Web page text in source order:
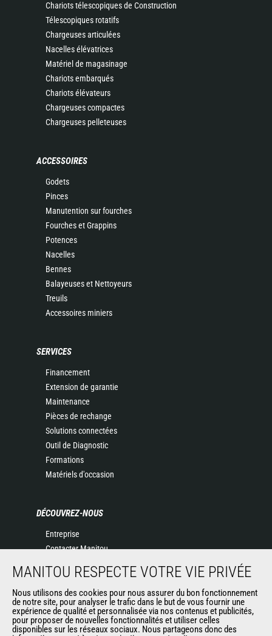
Chariots télescopiques de Construction
Télescopiques rotatifs
Chargeuses articulées
Nacelles élévatrices
Matériel de magasinage
Chariots embarqués
Chariots élévateurs
Chargeuses compactes
Chargeuses pelleteuses
ACCESSOIRES
Godets
Pinces
Manutention sur fourches
Fourches et Grappins
Potences
Nacelles
Bennes
Balayeuses et Nettoyeurs
Treuils
Accessoires miniers
SERVICES
Financement
Extension de garantie
Maintenance
Pièces de rechange
Solutions connectées
Outil de Diagnostic
Formations
Matériels d'occasion
DÉCOUVREZ-NOUS
Entreprise
Contacter Manitou
Politique de protection des données
Evénements
Actualités
Historique
MANITOU RESPECTE VOTRE VIE PRIVÉE
Nous utilisons des cookies pour nous assurer du bon fonctionnement
de notre site, pour analyser le trafic dans le but de vous fournir une
expérience de qualité et personnalisée via nos contenus et publicités,
pour proposer de nouvelles fonctionnalités et utiliser celles
disponibles sur les réseaux sociaux. Nous partageons donc des